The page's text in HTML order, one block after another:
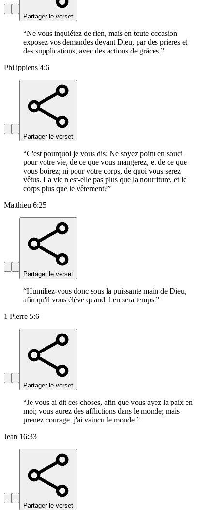
Partager le verset
“Ne vous inquiétez de rien, mais en toute occasion
exposez vos demandes devant Dieu, par des prières et
des supplications, avec des actions de grâces,”
Philippiens 4:6
Partager le verset
“C'est pourquoi je vous dis: Ne soyez point en souci
pour votre vie, de ce que vous mangerez, et de ce que
vous boirez; ni pour votre corps, de quoi vous serez
vêtus. La vie n'est-elle pas plus que la nourriture, et le
corps plus que le vêtement?”
Matthieu 6:25
Partager le verset
“Humiliez-vous donc sous la puissante main de Dieu,
afin qu'il vous élève quand il en sera temps;”
1 Pierre 5:6
Partager le verset
“Je vous ai dit ces choses, afin que vous ayez la paix en
moi; vous aurez des afflictions dans le monde; mais
prenez courage, j'ai vaincu le monde.”
Jean 16:33
Partager le verset